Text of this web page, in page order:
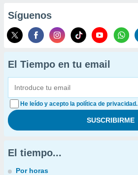
Síguenos
El Tiempo en tu email
He leído y acepto la política de privacidad.
El tiempo...
Por horas